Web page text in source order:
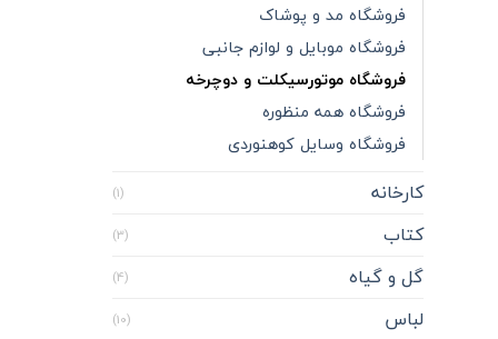
فروشگاه مد و پوشاک
فروشگاه موبایل و لوازم جانبی
فروشگاه موتورسیکلت و دوچرخه
فروشگاه همه منظوره
فروشگاه وسایل کوهنوردی
کارخانه (1)
کتاب (3)
گل و گیاه (4)
لباس (10)